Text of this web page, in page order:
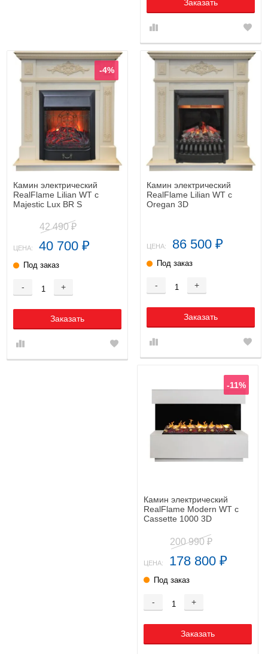
Заказать
-4%
Камин электрический
RealFlame Lilian WT с
Majestic Lux BR S
42 490 ₽
ЦЕНА: 40 700 ₽
Под заказ
- +
Заказать
Камин электрический
RealFlame Lilian WT с
Oregan 3D
ЦЕНА: 86 500 ₽
Под заказ
- +
Заказать
-11%
Камин электрический
RealFlame Modern WT с
Cassette 1000 3D
200 990 ₽
ЦЕНА: 178 800 ₽
Под заказ
- +
Заказать